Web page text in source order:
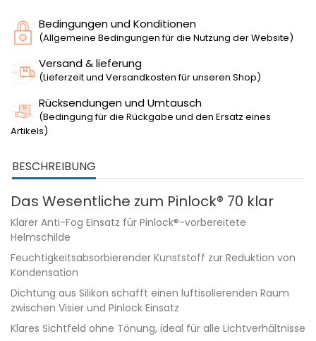
Bedingungen und Konditionen
(Allgemeine Bedingungen für die Nutzung der Website)
Versand & lieferung
(Lieferzeit und Versandkosten für unseren Shop)
Rücksendungen und Umtausch
(Bedingung für die Rückgabe und den Ersatz eines
Artikels)
BESCHREIBUNG
Das Wesentliche zum Pinlock® 70 klar
Klarer Anti-Fog Einsatz für Pinlock®-vorbereitete
Helmschilde
Feuchtigkeitsabsorbierender Kunststoff zur Reduktion von
Kondensation
Dichtung aus Silikon schafft einen luftisolierenden Raum
zwischen Visier und Pinlock Einsatz
Klares Sichtfeld ohne Tönung, ideal für alle Lichtverhältnisse